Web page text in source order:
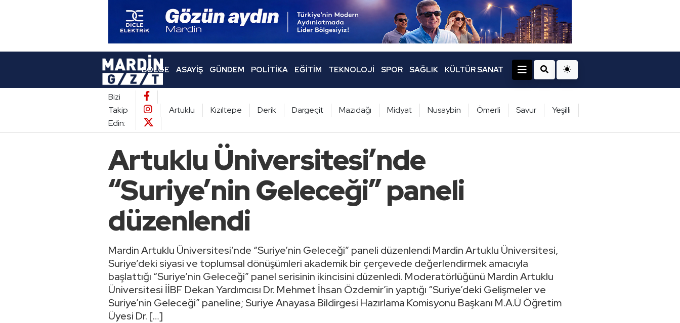
BÖLGE ASAYIŞ GÜNDEM POLITIKA EĞITIM TEKNOLOJI SPOR SAĞLIK KÜLTÜR SANAT
Bizi
Takip
Edin:
Artuklu Kızıltepe Derik Dargeçit Mazıdağı Midyat Nusaybin Ömerli Savur Yeşilli
Artuklu Üniversitesi’nde
“Suriye’nin Geleceği” paneli
düzenlendi
Mardin Artuklu Üniversitesi’nde “Suriye’nin Geleceği” paneli düzenlendi Mardin Artuklu Üniversitesi,
Suriye’deki siyasi ve toplumsal dönüşümleri akademik bir çerçevede değerlendirmek amacıyla
başlattığı “Suriye’nin Geleceği” panel serisinin ikincisini düzenledi. Moderatörlüğünü Mardin Artuklu
Üniversitesi İİBF Dekan Yardımcısı Dr. Mehmet İhsan Özdemir’in yaptığı “Suriye’deki Gelişmeler ve
Suriye’nin Geleceği” paneline; Suriye Anayasa Bildirgesi Hazırlama Komisyonu Başkanı M.A.Ü Öğretim
Üyesi Dr. […]